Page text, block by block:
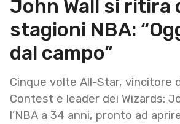
John Wall si ritira
stagioni NBA:
dal campo”
Cinque volte All-Star, vincitore
Contest e leader dei Wizards:
l’NBA a 34 anni, pronto ad